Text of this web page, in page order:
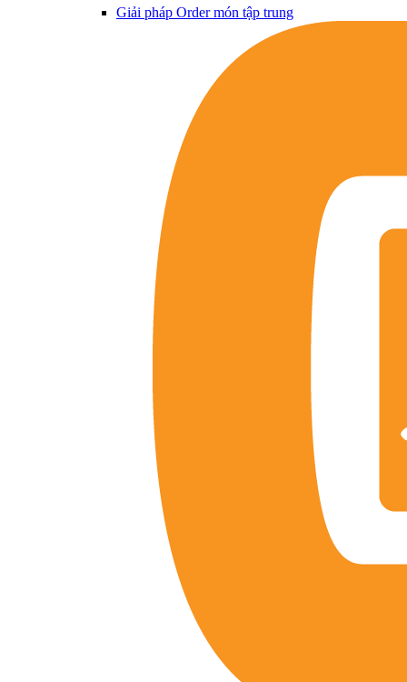
Giải pháp Order món tập trung